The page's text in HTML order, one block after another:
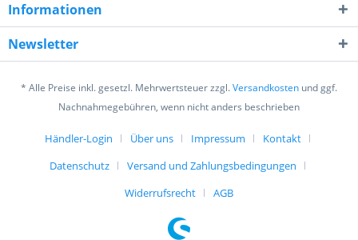
7 * 2 = ?
Ich habe dieDatenschutzerklärunggelesen,
verstanden und stimme zu. *
Informationen
Newsletter
* Alle Preise inkl. gesetzl. Mehrwertsteuer zzgl.Versandkosten und ggf.
Nachnahmegebühren, wenn nicht anders beschrieben
Händler-Login Über uns Impressum
Kontakt
Datenschutz
Versand und Zahlungsbedingungen
Widerrufsrecht
AGB